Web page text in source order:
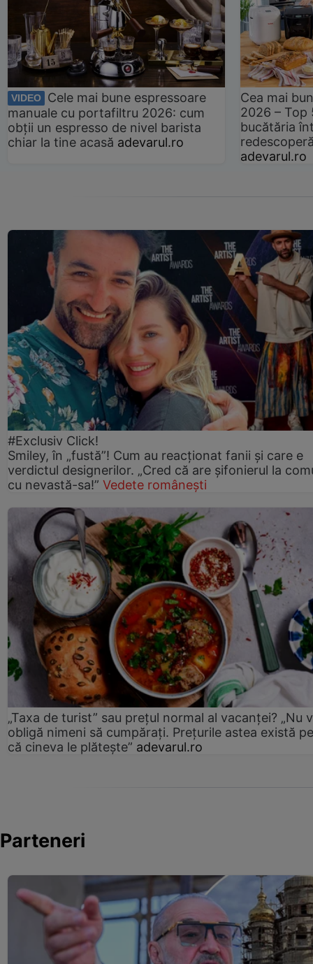
VIDEO
Cele mai bune espressoare
manuale cu portafiltru 2026: cum
obții un espresso de nivel barista
chiar la tine acasă adevarul.ro
Cea mai
2026 –
bucătăria
adevarul.ro
#Exclusiv Click!
Smiley, în „fustă”! Cum au reacționat fanii și care e
verdictul designerilor. „Cred că are șifonierul la
cu nevastă-sa!” Vedete românești
„Taxa de turist” sau prețul normal al vacanței? „Nu
obligă nimeni să cumpărați. Prețurile astea există
că cineva le plătește” adevarul.ro
Parteneri